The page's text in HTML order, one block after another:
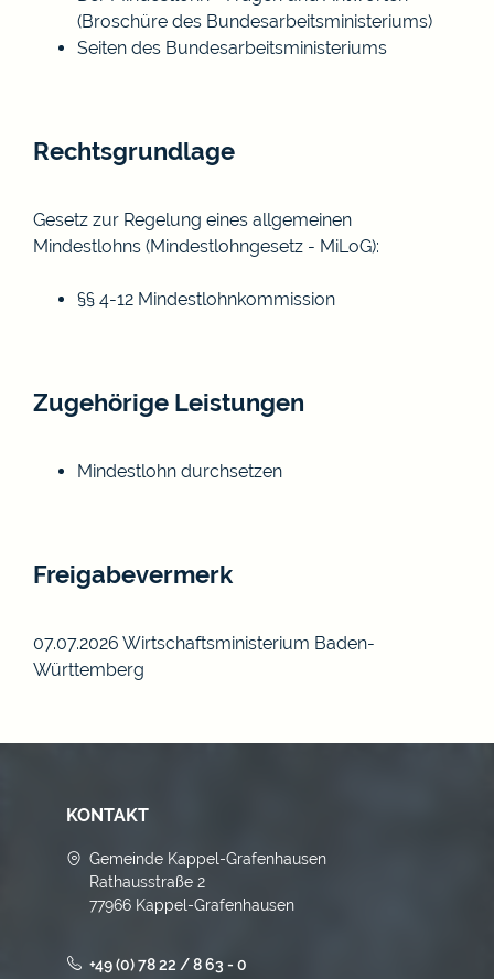
(Broschüre des Bundesarbeitsministeriums)
Seiten des Bundesarbeitsministeriums
Rechtsgrundlage
Gesetz zur Regelung eines allgemeinen
Mindestlohns (Mindestlohngesetz - MiLoG):
§§ 4-12 Mindestlohnkommission
Zugehörige Leistungen
Mindestlohn durchsetzen
Freigabevermerk
07.07.2026 Wirtschaftsministerium Baden-
Württemberg
KONTAKT
Gemeinde Kappel-Grafenhausen
Rathausstraße 2
77966 Kappel-Grafenhausen
+49 (0) 78 22 / 8 63 - 0